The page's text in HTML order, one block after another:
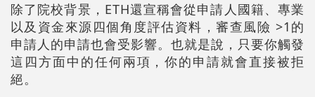
除了院校背景，ETH還宣稱會從申請人國籍、專業
以及資金來源四個角度評估資料，審查風險 >1的
申請人的申請也會受影響。也就是說，只要你觸發
這四方面中的任何兩項，你的申請就會直接被拒
絕。